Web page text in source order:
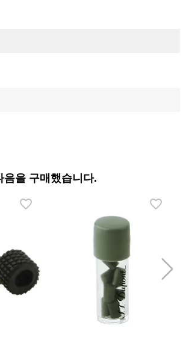
음을 구매했습니다.